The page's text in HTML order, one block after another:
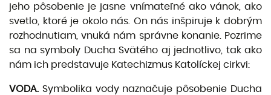
jeho pôsobenie je jasne vnímateľné ako vánok, ako
svetlo, ktoré je okolo nás. On nás inšpiruje k dobrým
rozhodnutiam, vnuká nám správne konanie. Pozrime
sa na symboly Du­cha Svätého aj jednotlivo, tak ako
nám ich predstavuje Katechizmus Katolíckej cirkvi:
VODA. Symbolika vody naznačuje pôsobenie Ducha